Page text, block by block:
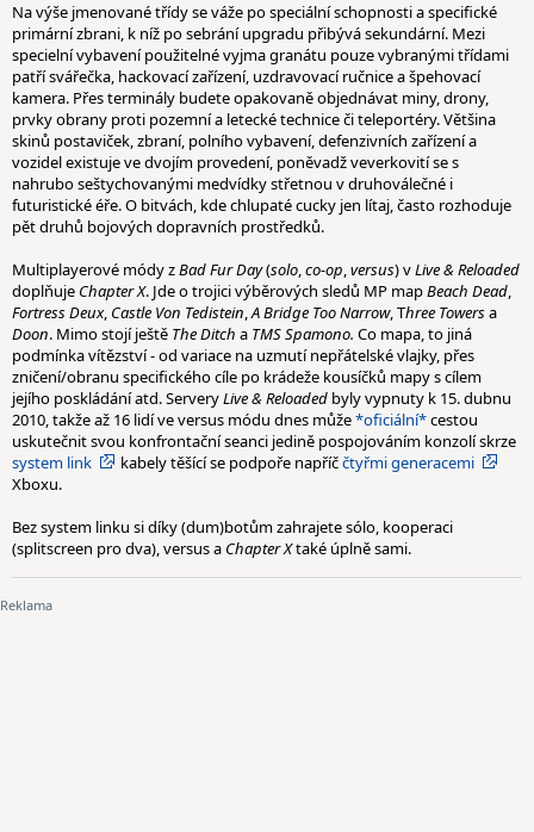
Na výše jmenované třídy se váže po speciální schopnosti a specifické
primární zbrani, k níž po sebrání upgradu přibývá sekundární. Mezi
specielní vybavení použitelné vyjma granátu pouze vybranými třídami
patří svářečka, hackovací zařízení, uzdravovací ručnice a špehovací
kamera. Přes terminály budete opakovaně objednávat miny, drony,
prvky obrany proti pozemní a letecké technice či teleportéry. Většina
skinů postaviček, zbraní, polního vybavení, defenzivních zařízení a
vozidel existuje ve dvojím provedení, poněvadž veverkovití se s
nahrubo seštychovanými medvídky střetnou v druhoválečné i
futuristické éře. O bitvách, kde chlupaté cucky jen lítaj, často rozhoduje
pět druhů bojových dopravních prostředků.
Multiplayerové módy zBad Fur Day(solo,co-op,versus) vLive & Reloaded
doplňuje Chapter X. Jde o trojici výběrových sledů MP mapBeach Dead,
Fortress Deux, Castle Von Tedistein,A Bridge Too Narrow, Three Towersa
Doon. Mimo stojí ještě The Ditch a TMS Spamono. Co mapa, to jiná
podmínka vítězství - od variace na uzmutí nepřátelské vlajky, přes
zničení/obranu specifického cíle po krádeže kousíčků mapy s cílem
jejího poskládání atd. ServeryLive & Reloaded byly vypnuty k 15. dubnu
2010, takže až 16 lidí ve versus módu dnes může*oficiální*cestou
uskutečnit svou konfrontační seanci jedině pospojováním konzolí skrze
system link
kabely těšící se podpoře napříččtyřmi generacemi
Xboxu.
Bez system linku si díky (dum)botům zahrajete sólo, kooperaci
(splitscreen pro dva), versus a Chapter Xtaké úplně sami.